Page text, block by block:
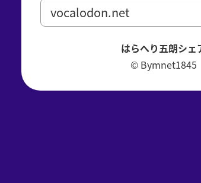
vocalodon.net
はらへり五朗シェ
© Bymnet1845